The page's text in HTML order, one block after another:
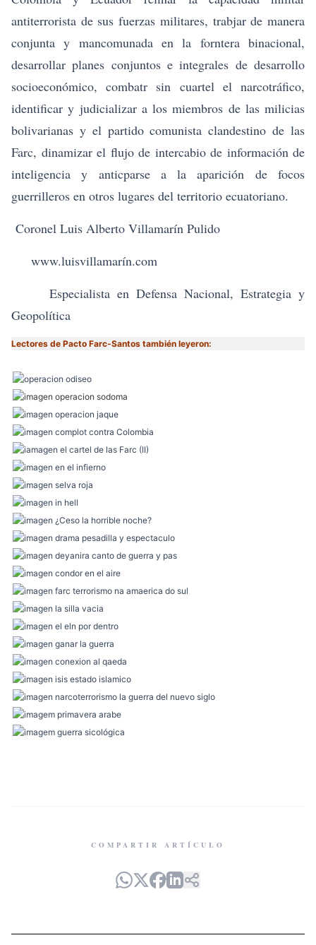
antiterrorista de sus fuerzas militares, trabjar de manera
conjunta y mancomunada en la forntera binacional,
desarrollar planes conjuntos e integrales de desarrollo
socioeconómico, combatr sin cuartel el narcotráfico,
identificar y judicializar a los miembros de las milicias
bolivarianas y el partido comunista clandestino de las
Farc, dinamizar el flujo de intercabio de información de
inteligencia y anticparse a la aparición de focos
guerrilleros en otros lugares del territorio ecuatoriano.
Coronel Luis Alberto Villamarín Pulido
www.luisvillamarín.com
Especialista en Defensa Nacional, Estrategia y
Geopolítica
Lectores de Pacto Farc-Santos también leyeron:
COMPARTIR ARTÍCULO